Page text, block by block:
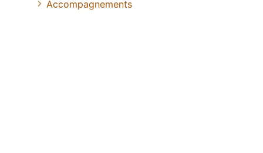
Accompagnements